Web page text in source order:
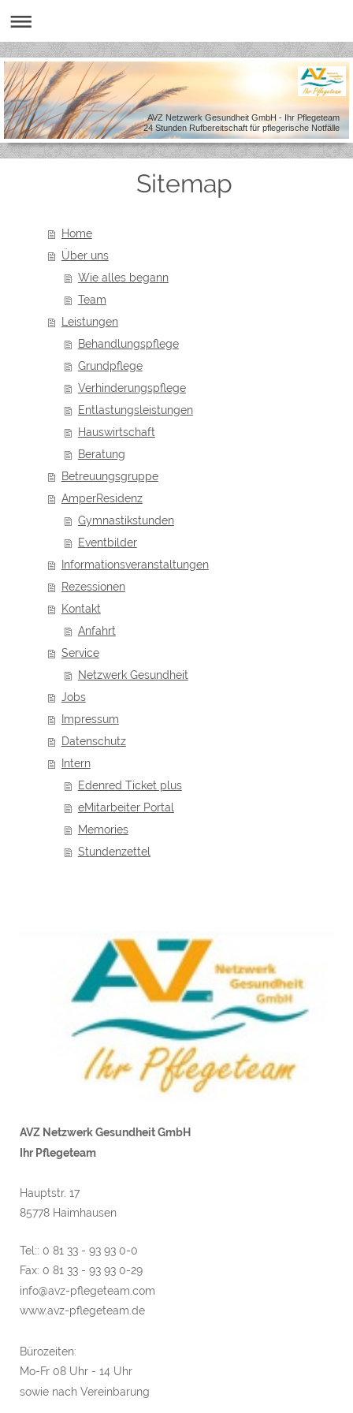
AVZ Netzwerk Gesundheit GmbH - Ihr Pflegeteam
24 Stunden Rufbereitschaft für pflegerische Notfälle
Sitemap
Home
Über uns
Wie alles begann
Team
Leistungen
Behandlungspflege
Grundpflege
Verhinderungspflege
Entlastungsleistungen
Hauswirtschaft
Beratung
Betreuungsgruppe
AmperResidenz
Gymnastikstunden
Eventbilder
Informationsveranstaltungen
Rezessionen
Kontakt
Anfahrt
Service
Netzwerk Gesundheit
Jobs
Impressum
Datenschutz
Intern
Edenred Ticket plus
eMitarbeiter Portal
Memories
Stundenzettel
AVZ Netzwerk Gesundheit GmbH
Ihr Pflegeteam
Hauptstr. 17
85778 Haimhausen
Tel:: 0 81 33 - 93 93 0-0
Fax: 0 81 33 - 93 93 0-29
info@avz-pflegeteam.com
www.avz-pflegeteam.de
Bürozeiten:
Mo-Fr 08 Uhr - 14 Uhr
sowie nach Vereinbarung